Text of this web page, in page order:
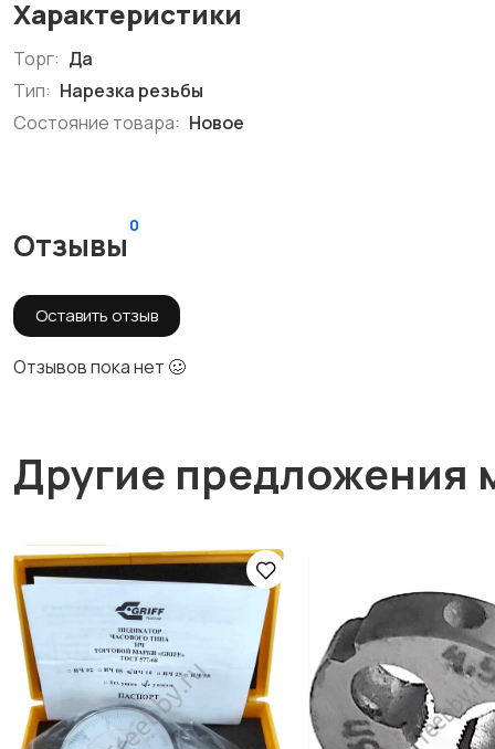
Характеристики
Торг: Да
Тип: Нарезка резьбы
Состояние товара: Новое
Отзывы
0
Оставить отзыв
Отзывов пока нет 🥴
Другие предложения